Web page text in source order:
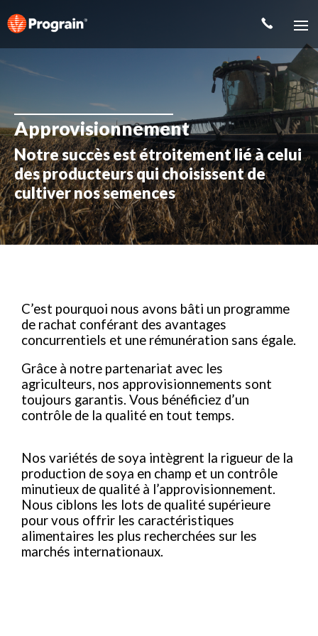
Approvisionnement
Notre succès est étroitement lié à celui
des producteurs qui choisissent de
cultiver nos semences
C’est pourquoi nous avons bâti un programme
de rachat conférant des avantages
concurrentiels et une rémunération sans égale.
Grâce à notre partenariat avec les
agriculteurs, nos approvisionnements sont
toujours garantis. Vous bénéficiez d’un
contrôle de la qualité en tout temps.
Nos variétés de soya intègrent la rigueur de la
production de soya en champ et un contrôle
minutieux de qualité à l’approvisionnement.
Nous ciblons les lots de qualité supérieure
pour vous offrir les caractéristiques
alimentaires les plus recherchées sur les
marchés internationaux.